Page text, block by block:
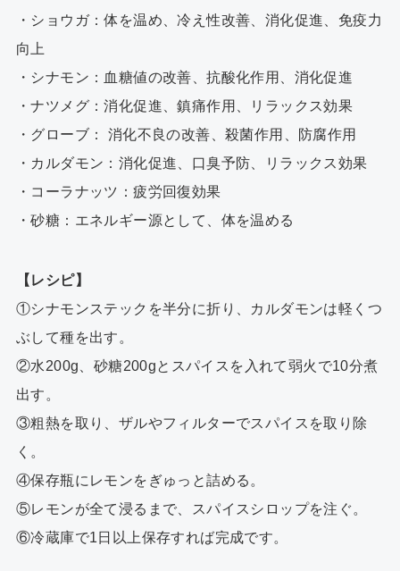
・ショウガ：体を温め、冷え性改善、消化促進、免疫力
向上
・シナモン：血糖値の改善、抗酸化作用、消化促進
・ナツメグ：消化促進、鎮痛作用、リラックス効果
・グローブ： 消化不良の改善、殺菌作用、防腐作用
・カルダモン：消化促進、口臭予防、リラックス効果
・コーラナッツ：疲労回復効果
・砂糖：エネルギー源として、体を温める
【レシピ】
①シナモンステックを半分に折り、カルダモンは軽くつ
ぶして種を出す。
②水200g、砂糖200gとスパイスを入れて弱火で10分煮
出す。
③粗熱を取り、ザルやフィルターでスパイスを取り除
く。
④保存瓶にレモンをぎゅっと詰める。
⑤レモンが全て浸るまで、スパイスシロップを注ぐ。
⑥冷蔵庫で1日以上保存すれば完成です。